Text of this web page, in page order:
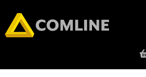
content
Technik-Service